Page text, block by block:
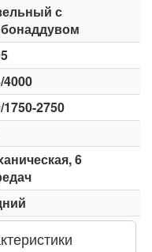
с
4000
1750-2750
6